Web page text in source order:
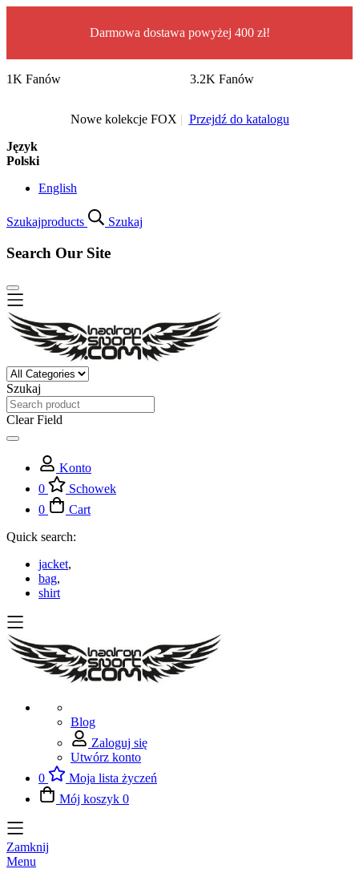
Darmowa dostawa powyżej 400 zł!
1K Fanów 3.2K Fanów
Nowe kolekcje FOX | Przejdź do katalogu
Język
Polski
English
Szukajproducts Szukaj
Search Our Site
Szukaj
Clear Field
Konto
0
Schowek
0
Cart
Quick search:
jacket,
bag,
shirt
Blog
Zaloguj się
Utwórz konto
0
Moja lista życzeń
Mój koszyk 0
Zamknij
Menu